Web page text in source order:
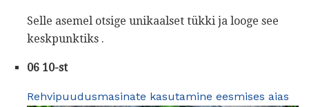
Selle asemel otsige unikaalset tükki ja looge see
keskpunktiks .
06 10-st
Rehvipuudusmasinate kasutamine eesmises aias